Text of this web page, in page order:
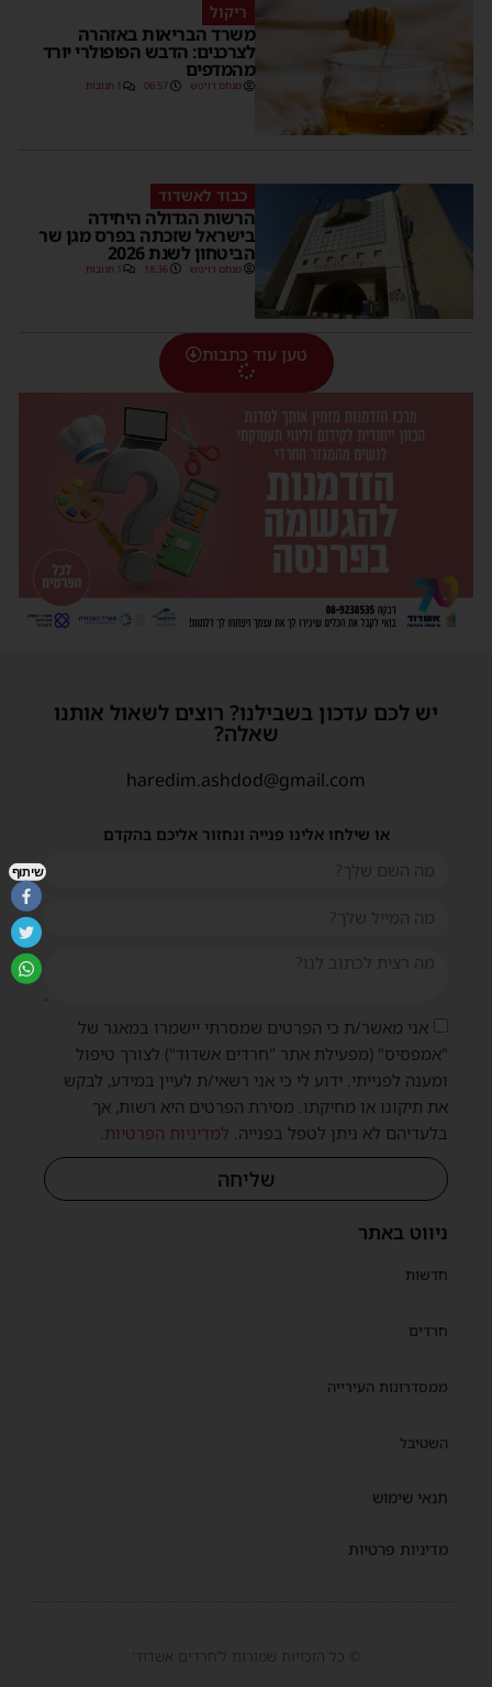
ריקול
משרד הבריאות באזהרה
לצרכנים: הדבש הפופולרי יורד
מהמדפים
מנחם דויטש 06:57 1 תגובות
כבוד לאשדוד
הרשות הגדולה היחידה
בישראל שזכתה בפרס מגן שר
הביטחון לשנת 2026
מנחם דויטש 18:36 1 תגובות
טען עוד כתבות
ניווט באתר
חדשות
חרדים
ממסדרונות העירייה
השטיבל
תנאי שימוש
מדיניות פרטיות
יש לכם עדכון בשבילנו? רוצים לשאול אותנו
שאלה?
haredim.ashdod@gmail.com
או שילחו אלינו פנייה ונחזור אליכם בהקדם
אני מאשר/ת כי הפרטים שמסרתי יישמרו במאגר של
"אמפסיס" (מפעילת אתר "חרדים אשדוד") לצורך טיפול
ומענה לפנייתי. ידוע לי כי אני רשאי/ת לעיין במידע, לבקש
את תיקונו או מחיקתו. מסירת הפרטים היא רשות, אך
בלעדיהם לא ניתן לטפל בפנייה. למדיניות הפרטיות.
שליחה
© כל הזכויות שמורות ל'חרדים אשדוד'
שיתוף